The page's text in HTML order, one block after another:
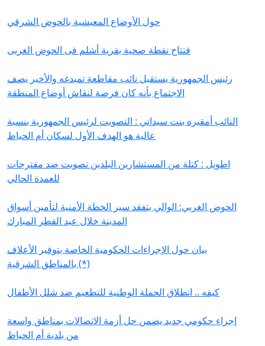
حول الأوضاع المعيشية بالحوض الشرقي
فتتاح نقطة صحية بقرية أشلم فى الحوض الغربى
رئيس الجمهورية يستقبل نائب مقاطعة تمبدغه والأخير يصف
الاجتماع بأنه كان فرصة لنقاش أوضاع المنطقة
النائب أمقيره بنت سيداتي : التصويت لرئيس الجمهورية بنسبة
عالية هو الهدف الأول لسكان أم الحياظ
اطويل : كتلة من المستشارين البلدين تصويت ضد مقترحات
للعمدة الحالي
الحوض الغربي: الوالي يتفقد سير الخطة الأمنية لتأمين أسواق
المدينة خلال عيد الفطر المبارك
بيان حول الإجراءات الحكومية الخاصة بتوفير الأعلاف
بالمناطق الشرقية (*)
كيفه .. انطلاق الحملة الوطنية للتطعيم ضد شلل الأطفال
إجراء حكومي جديد يضمن حل أزمة الاتصالات بمناطق واسعة
من بلدية أم الحياظ